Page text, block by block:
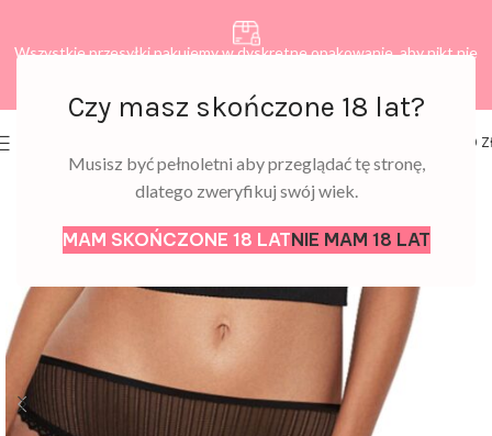
Czy masz skończone 18 lat?
Musisz być pełnoletni aby przeglądać tę stronę,
dlatego zweryfikuj swój wiek.
MAM SKOŃCZONE 18 LATNIE MAM 18 LAT
Wszystkie przesyłki pakujemy w dyskretne opakowanie, aby nikt nie
0,00